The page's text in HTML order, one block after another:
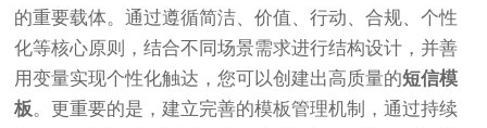
的重要载体。通过遵循简洁、价值、行动、合规、个性
化等核心原则，结合不同场景需求进行结构设计，并善
用变量实现个性化触达，您可以创建出高质量的短信模
板。更重要的是，建立完善的模板管理机制，通过持续